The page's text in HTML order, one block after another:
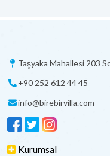
Taşyaka Mahallesi 203
+90 252 612 44 45
info@birebirvilla.com
Kurumsal